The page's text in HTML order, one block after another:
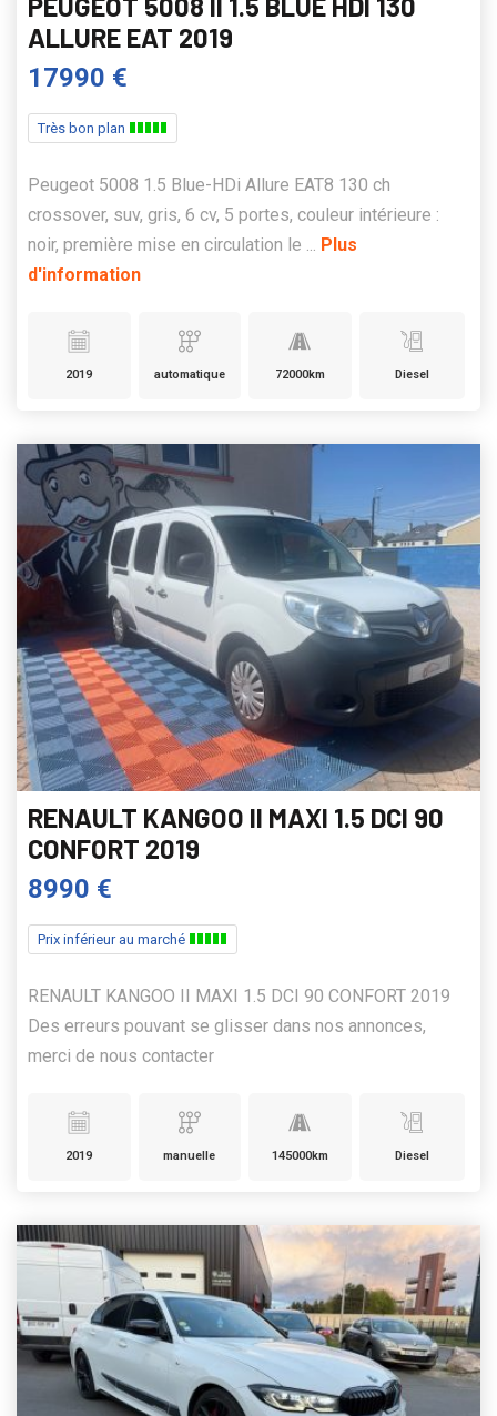
ALLURE EAT 2019
17990 €
Très bon plan
Peugeot 5008 1.5 Blue-HDi Allure EAT8 130 ch
crossover, suv, gris, 6 cv, 5 portes, couleur intérieure :
noir, première mise en circulation le ... Plus
d'information
2019 automatique 72000km Diesel
RENAULT KANGOO II MAXI 1.5 DCI 90
CONFORT 2019
8990 €
Prix inférieur au marché
RENAULT KANGOO II MAXI 1.5 DCI 90 CONFORT 2019
Des erreurs pouvant se glisser dans nos annonces,
merci de nous contacter
2019 manuelle 145000km Diesel